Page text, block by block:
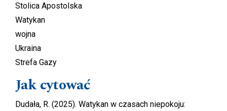
Stolica Apostolska
Watykan
wojna
Ukraina
Strefa Gazy
Jak cytować
Dudała, R. (2025). Watykan w czasach niepokoju: